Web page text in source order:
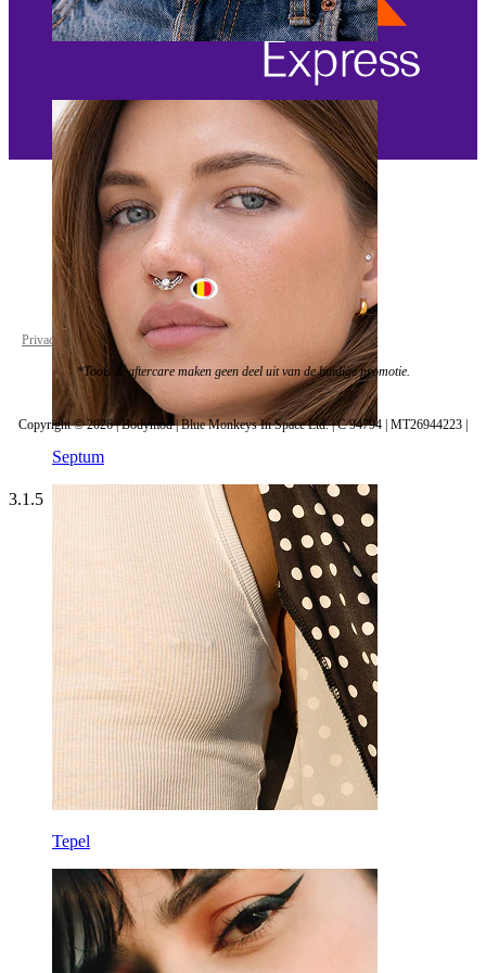
Septum
Tepel
Belgium
Privacy policy Cookie settings
*Tools & aftercare maken geen deel uit van de huidige promotie.
Copyright © 2026 | Bodymod | Blue Monkeys In Space Ltd. | C 94794 | MT26944223 |
3.1.5